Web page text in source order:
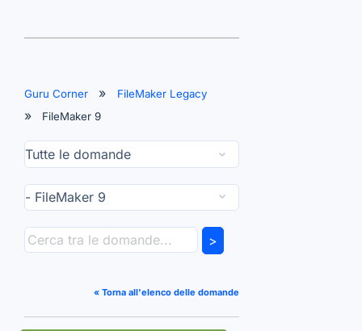
Guru Corner
FileMaker Legacy
FileMaker 9
>
« Torna all'elenco delle domande